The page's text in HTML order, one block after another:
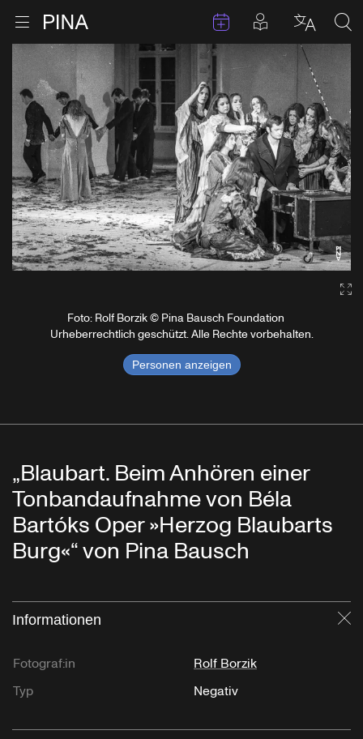
Zum Inhalt springen
Menu öffnen TermineBeiträge in
Foto: Rolf Borzik © Pina Bausch Foundation
Urheberrechtlich geschützt. Alle Rechte vorbehalten.
Personen anzeigen
„Blaubart. Beim Anhören einer
Tonbandaufnahme von Béla
Bartóks Oper »Herzog Blaubarts
Burg«“ von Pina Bausch
Informationen
Fotograf:in
Rolf Borzik
Typ
Negativ